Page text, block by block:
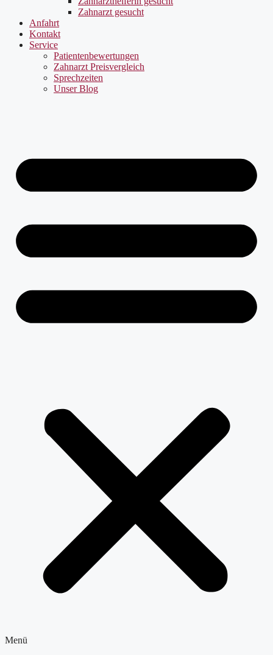
Zahnarzt gesucht
Anfahrt
Kontakt
Service
Patientenbewertungen
Zahnarzt Preisvergleich
Sprechzeiten
Unser Blog
Menü